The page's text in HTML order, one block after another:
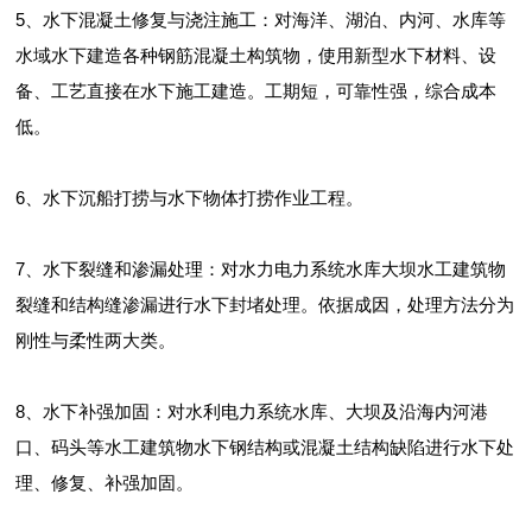
5、水下混凝土修复与浇注施工：对海洋、湖泊、内河、水库等
水域水下建造各种钢筋混凝土构筑物，使用新型水下材料、设
备、工艺直接在水下施工建造。工期短，可靠性强，综合成本
低。
6、水下沉船打捞与水下物体打捞作业工程。
7、水下裂缝和渗漏处理：对水力电力系统水库大坝水工建筑物
裂缝和结构缝渗漏进行水下封堵处理。依据成因，处理方法分为
刚性与柔性两大类。
8、水下补强加固：对水利电力系统水库、大坝及沿海内河港
口、码头等水工建筑物水下钢结构或混凝土结构缺陷进行水下处
理、修复、补强加固。